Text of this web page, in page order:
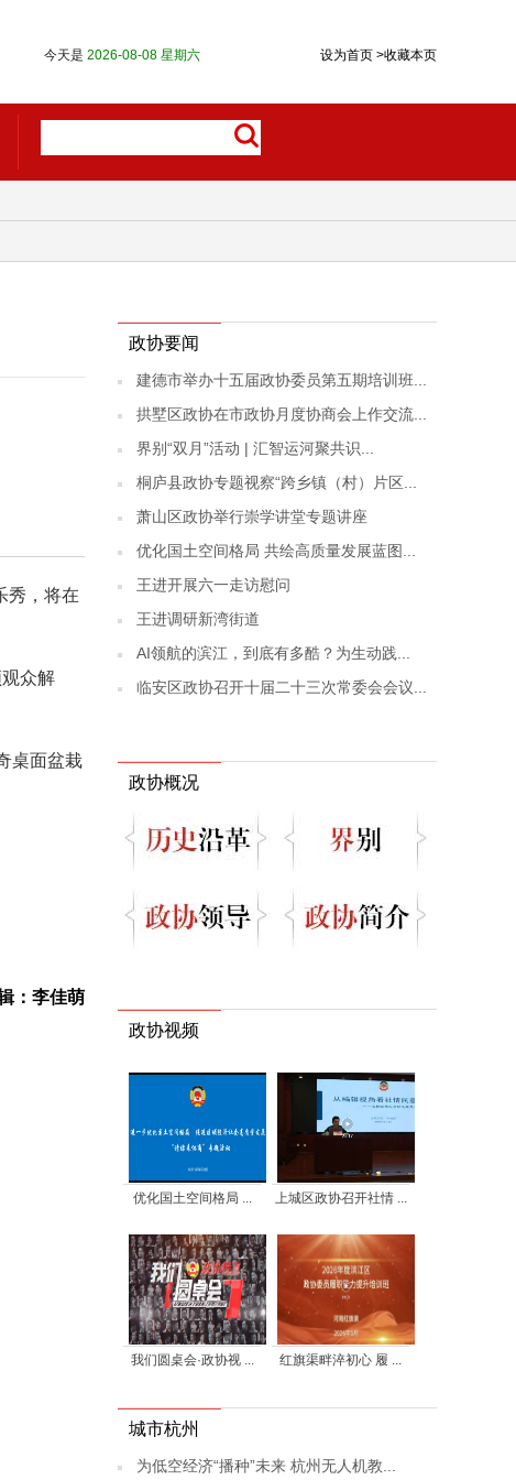
设为首页 >收藏本页
今天是 2026-08-08 星期六
秀，将在
众解
桌面盆栽
：李佳萌
政协要闻
建德市举办十五届政协委员第五期培训班...
拱墅区政协在市政协月度协商会上作交流...
界别“双月”活动 | 汇智运河聚共识...
桐庐县政协专题视察“跨乡镇（村）片区...
萧山区政协举行崇学讲堂专题讲座
优化国土空间格局 共绘高质量发展蓝图...
王进开展六一走访慰问
王进调研新湾街道
AI领航的滨江，到底有多酷？为生动践...
临安区政协召开十届二十三次常委会会议...
政协概况
政协视频
优化国土空间格局 ... 上城区政协召开社情 ...
我们圆桌会·政协视 ... 红旗渠畔淬初心 履 ...
城市杭州
为低空经济“播种”未来 杭州无人机教...